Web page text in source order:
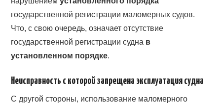
государственной регистрации маломерных судов.
Что, с свою очередь, означает отсутствие
государственной регистрации судна в
установленном порядке.
Неисправность с которой запрещена эксплуатация судна
С другой стороны, использование маломерного